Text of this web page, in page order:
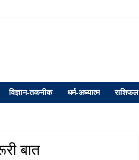
विज्ञान-तकनीक धर्म-अध्यात्म राशिफल
बात